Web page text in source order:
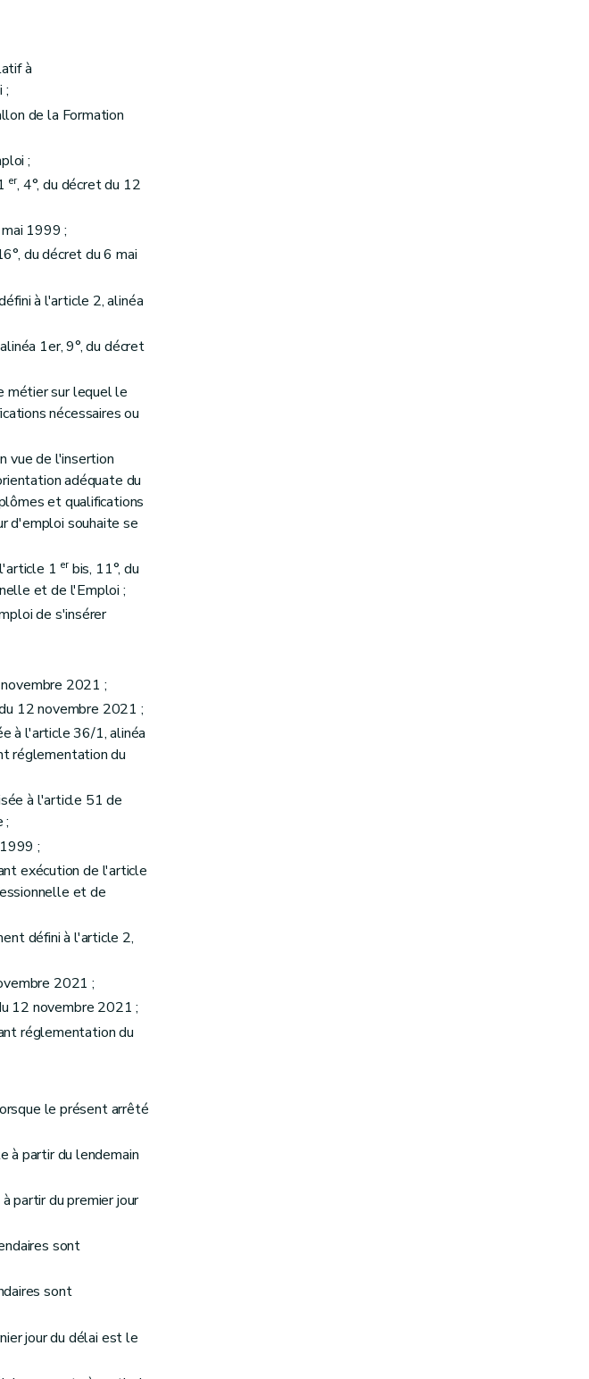
inoccupés
à
;
de la Formation
;
er, 4°, du décret du 12
1999 ;
du décret du 6 mai
à l'article 2, alinéa
1er, 9°, du décret
métier sur lequel le
nécessaires ou
vue de l'insertion
adéquate du
et qualifications
d'emploi souhaite se
1 erbis, 11°, du
et de l'Emploi ;
de s'insérer
2021 ;
12 novembre 2021 ;
à l'article 36/1, alinéa
réglementation du
à l'article 51 de
;
;
exécution de l'article
et de
défini à l'article 2,
2021 ;
12 novembre 2021 ;
réglementation du
le présent arrêté
à partir du lendemain
partir du premier jour
sont
sont
jour du délai est le